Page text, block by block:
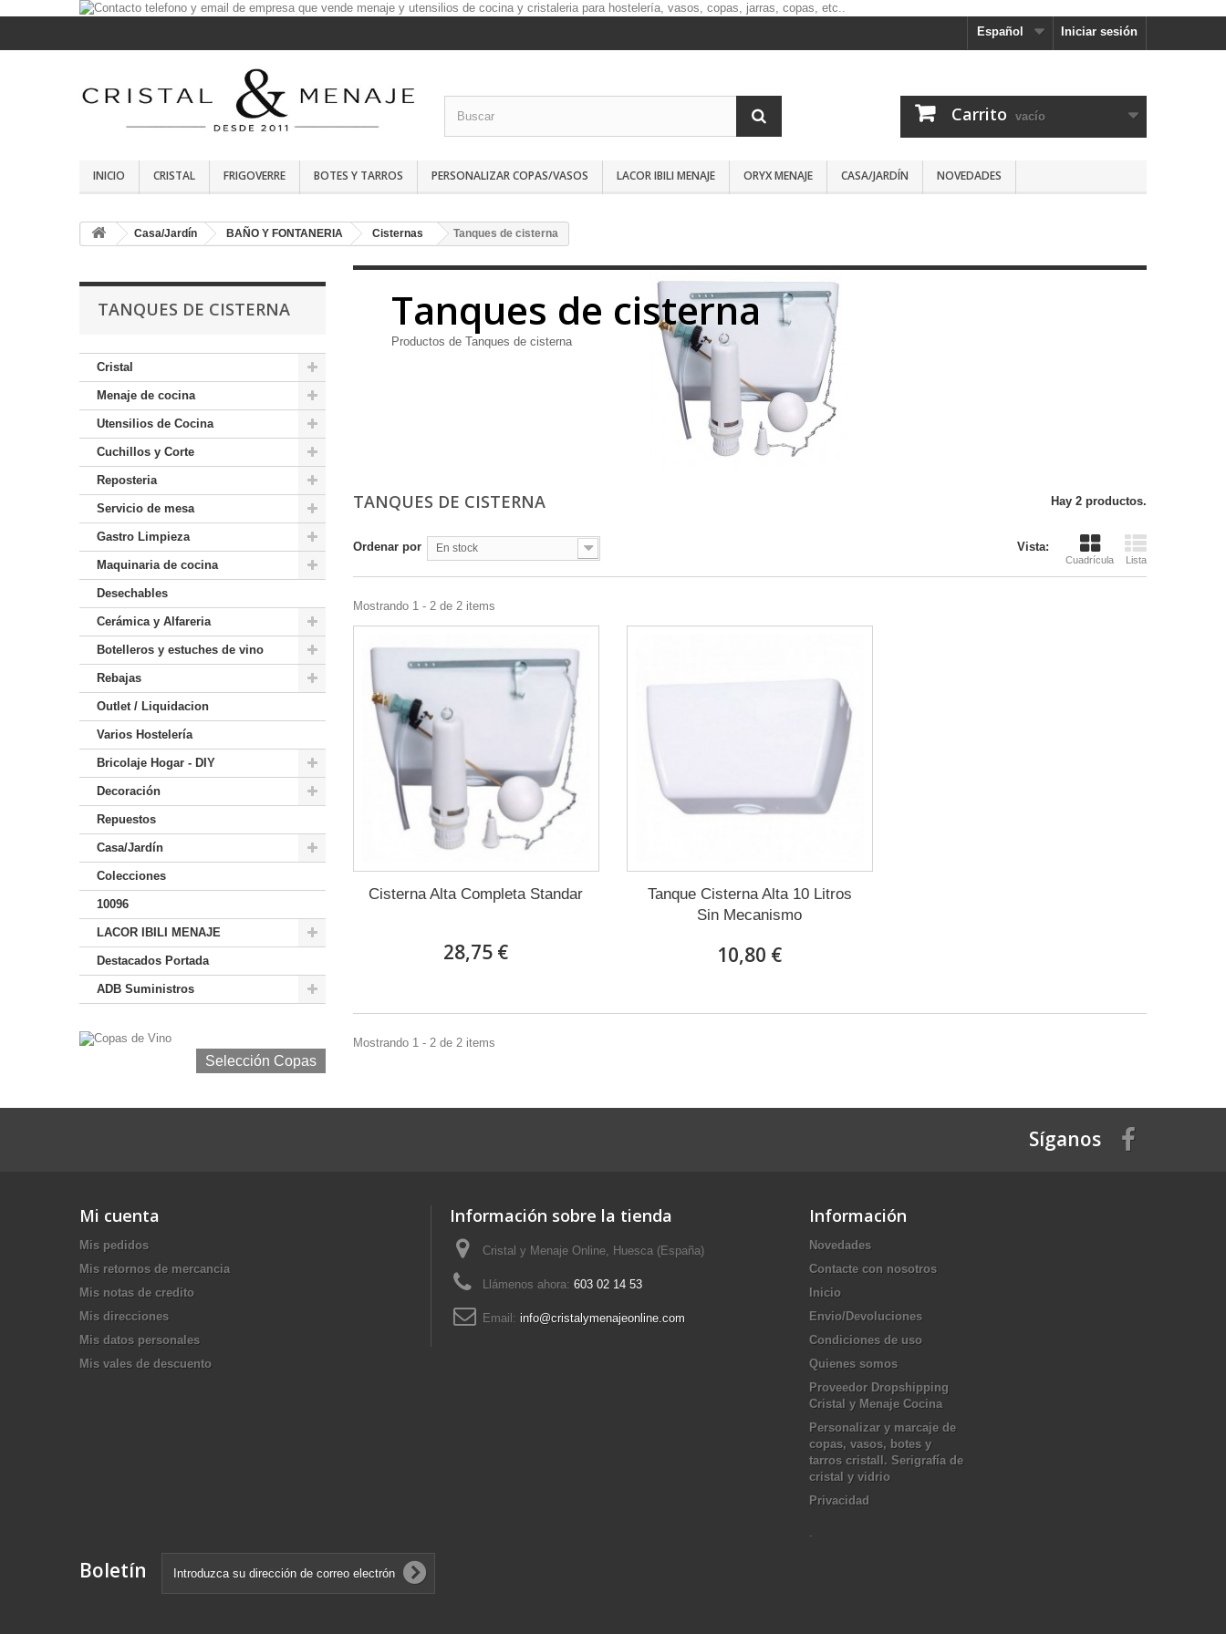
Iniciar sesión
Español
Carrito vacío
INICIO CRISTAL FRIGOVERRE BOTES Y TARROS PERSONALIZAR COPAS/VASOS LACOR IBILI MENAJE ORYX MENAJE CASA/JARDÍN NOVEDADES
Casa/Jardín BAÑO Y FONTANERIA Cisternas Tanques de cisterna
TANQUES DE CISTERNA
Cristal
Menaje de cocina
Utensilios de Cocina
Cuchillos y Corte
Reposteria
Servicio de mesa
Gastro Limpieza
Maquinaria de cocina
Desechables
Cerámica y Alfareria
Botelleros y estuches de vino
Rebajas
Outlet / Liquidacion
Varios Hostelería
Bricolaje Hogar - DIY
Decoración
Repuestos
Casa/Jardín
Colecciones
10096
LACOR IBILI MENAJE
Destacados Portada
ADB Suministros
Selección Copas de Vino y Champagne
Selección Copas
Tanques de cisterna
Productos de Tanques de cisterna
TANQUES DE CISTERNA Hay 2 productos.
Vista:
Cuadrícula Lista
Ordenar por En stock
Mostrando 1 - 2 de 2 items
Cisterna Alta Completa Standar
28,75 €
Tanque Cisterna Alta 10 Litros
Sin Mecanismo
10,80 €
Mostrando 1 - 2 de 2 items
Síganos
Mi cuenta
Mis pedidos
Mis retornos de mercancia
Mis notas de credito
Mis direcciones
Mis datos personales
Mis vales de descuento
Información sobre la tienda
Cristal y Menaje Online, Huesca (España)
Llámenos ahora: 603 02 14 53
Email: info@cristalymenajeonline.com
Información
Novedades
Contacte con nosotros
Inicio
Envio/Devoluciones
Condiciones de uso
Quienes somos
Proveedor Dropshipping
Cristal y Menaje Cocina
Personalizar y marcaje de
copas, vasos, botes y
tarros cristall. Serigrafía de
cristal y vidrio
Privacidad
Boletín